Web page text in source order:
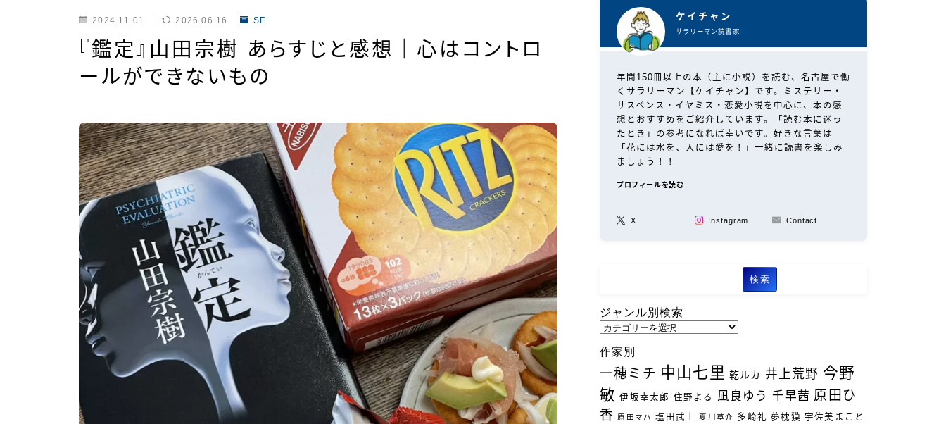
2024.11.01 2026.06.16 SF
『鑑定』山田宗樹 あらすじと感想｜心はコントロ
ールができないもの
ケイチャン
サラリーマン読書家
年間150冊以上の本（主に小説）を読む、名古屋で働
くサラリーマン【ケイチャン】です。ミステリー・
サスペンス・イヤミス・恋愛小説を中心に、本の感
想とおすすめをご紹介しています。「読む本に迷っ
たとき」の参考になれば幸いです。好きな言葉は
「花には水を、人には愛を！」一緒に読書を楽しみ
ましょう！！
プロフィールを読む
X Instagram Contact
検索
ジャンル別検索
ジ
ャ
別
検
作家別
一穂ミチ 中山七里 乾ルカ 井上荒野 今野
敏 伊坂幸太郎 住野よる 凪良ゆう 千早茜 原田ひ
香
原田マハ 塩田武士 夏川草介 多崎礼 夢枕獏 宇佐美まこと